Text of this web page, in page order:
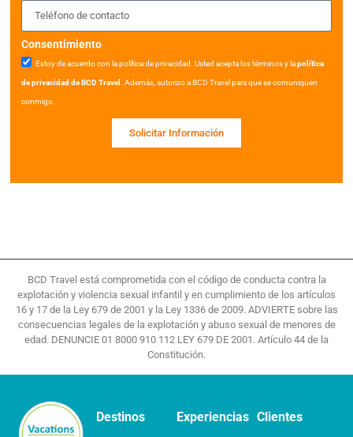
Consentimiento
Estoy de acuerdo con la política de privacidad. Usted acepta los términos y lapolítica
de privacidad de BCD Travel. Además, autorizo a BCD Travel para que se comuniquen
conmigo.
Solicitar Información
BCD Travel está comprometida con el código de conducta contra la
explotación y violencia sexual infantil y en cumplimiento de los artículos
16 y 17 de la Ley 679 de 2001 y la Ley 1336 de 2009. ADVIERTE sobre las
consecuencias legales de la explotación y abuso sexual de menores de
edad. DENUNCIE 01 8000 910 112 LEY 679 DE 2001. Artículo 44 de la
Constitución.
Destinos Experiencias Clientes